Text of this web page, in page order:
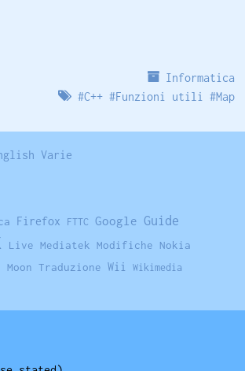
Informatica
#C++#Funzioni utili #Map
Varie
Firefox FTTC Google Guide
Live Mediatek Modifiche Nokia
Traduzione Wii
Wikimedia